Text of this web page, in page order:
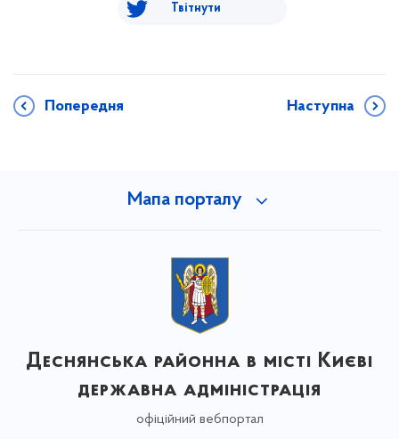
Твітнути
Попередня Наступна
Мапа порталу
Деснянська районна в місті Києві
державна адміністрація
офіційний вебпортал